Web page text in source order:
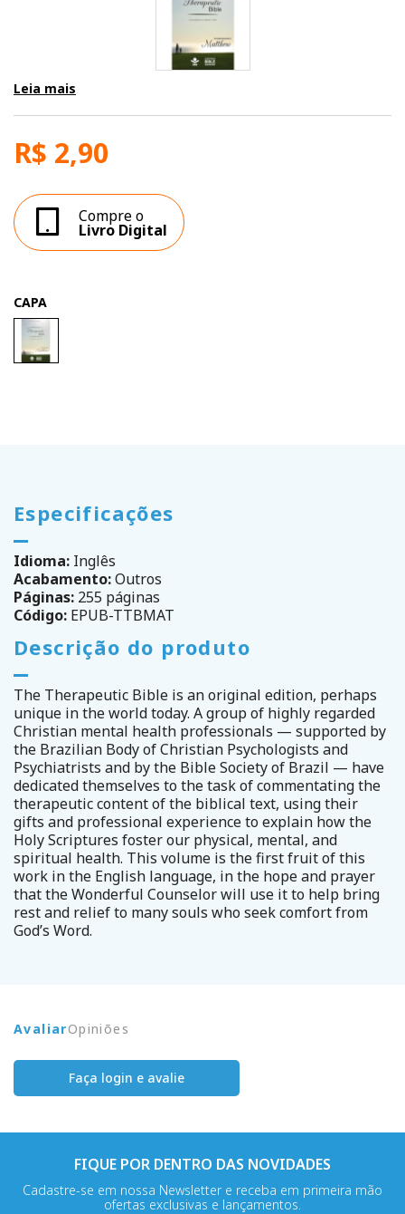
Leia mais
R$ 2,90
Compre o
Livro Digital
CAPA
Especificações
Idioma: Inglês
Acabamento:Outros
Páginas: 255 páginas
Código: EPUB-TTBMAT
Descrição do produto
The Therapeutic Bible is an original edition, perhaps
unique in the world today. A group of highly regarded
Christian mental health professionals — supported by
the Brazilian Body of Christian Psychologists and
Psychiatrists and by the Bible Society of Brazil — have
dedicated themselves to the task of commentating the
therapeutic content of the biblical text, using their
gifts and professional experience to explain how the
Holy Scriptures foster our physical, mental, and
spiritual health. This volume is the first fruit of this
work in the English language, in the hope and prayer
that the Wonderful Counselor will use it to help bring
rest and relief to many souls who seek comfort from
God’s Word.
AvaliarOpiniões
Faça login e avalie
FIQUE POR DENTRO DAS NOVIDADES
Cadastre-se em nossa Newsletter e receba em primeira mão
ofertas exclusivas e lançamentos.